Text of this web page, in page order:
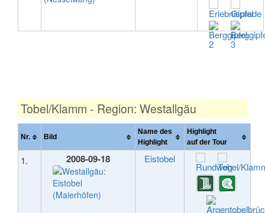
Tobel/Klamm - Region: Westallgäu
Nr. Bild
Name des
Highlight
Highlight
auf der Tour
1. 2008-09-18 Eistobel